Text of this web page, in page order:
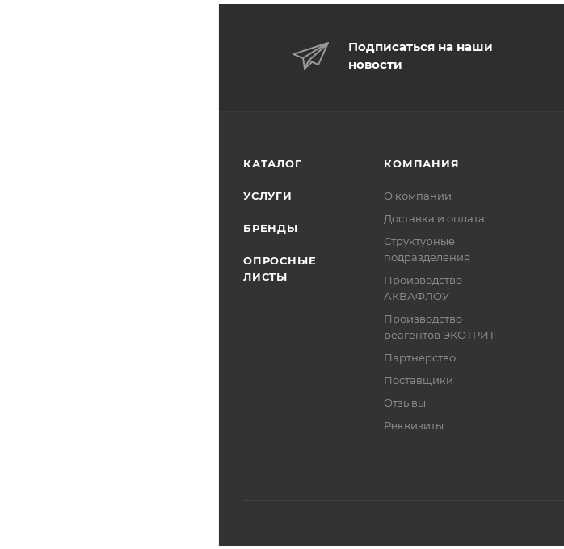
Подписаться на наши
новости
КАТАЛОГ
УСЛУГИ
БРЕНДЫ
ОПРОСНЫЕ
ЛИСТЫ
КОМПАНИЯ
О компании
Доставка и оплата
Структурные
подразделения
Производство
АКВАФЛОУ
Производство
реагентов ЭКОТРИТ
Партнерство
Поставщики
Отзывы
Реквизиты